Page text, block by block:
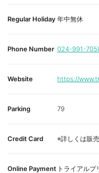
Regular Holiday 年中無休
Phone Number 024-991-
Website https://
Parking 79
Credit Card ※詳しくは販
Online Payment トライアル